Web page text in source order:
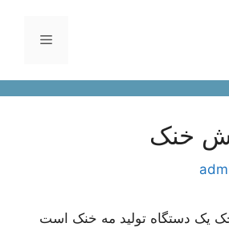
فهرست
خنک
یک دستگاه تولید مه خنک است